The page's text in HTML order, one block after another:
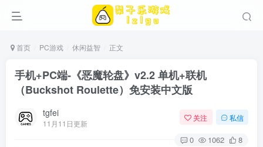
首页 PC游戏 休闲益智 正文
手机+PC端-《恶魔轮盘》v2.2 单机+联机
（Buckshot Roulette）免安装中文版
tgfei
11月11日更新
关注 私信
0 1062 8